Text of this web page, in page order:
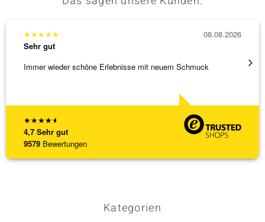
★★★★★
4,7 Sehr gut
9579 Bewertungen
★★★★★
Sehr gut
Immer wieder schöne Erlebnisse mit neuem Schmuck
08.08.2026
Kategorien